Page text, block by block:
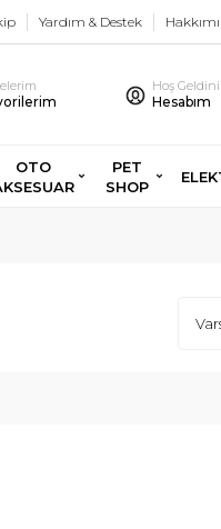
Yardım & Destek
Hoş
Hesabım
OTO
PET
SHOP